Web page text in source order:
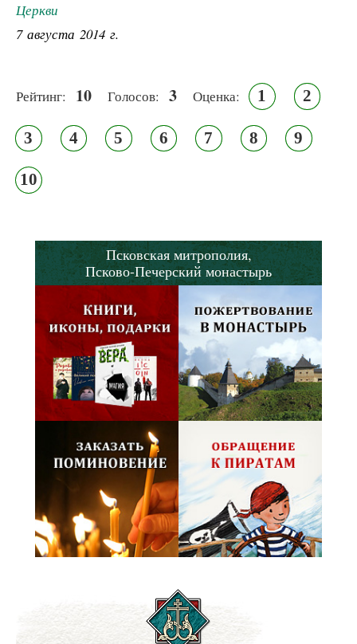
Церкви
7 августа 2014 г.
Рейтинг: 10 Голосов: 3 Оценка: 1 2
3 4 5 6 7 8 9
10
Псковская митрополия,
Псково-Печерский монастырь